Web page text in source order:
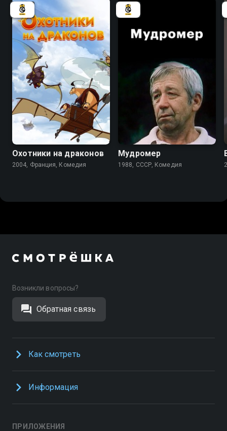
Охотники на драконов
2004, Франция, Комедия
Мудромер
1988, СССР, Комедия
Возникли вопросы?
Обратная связь
Как смотреть
Информация
ПРИЛОЖЕНИЯ